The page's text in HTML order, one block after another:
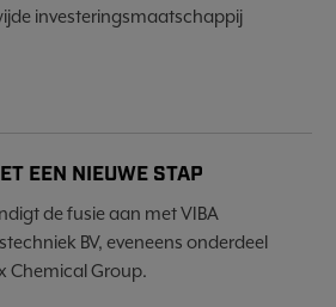
investeringsmaatschappij
EEN NIEUWE STAP
de fusie aan met VIBA
BV, eveneens onderdeel
Chemical Group.